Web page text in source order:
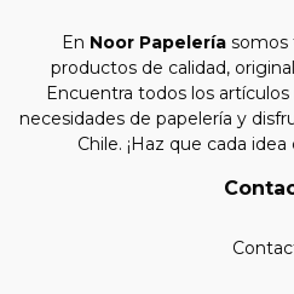
En Noor Papeleríasomos
productos de calidad,
Encuentra todos los
necesidades de papelería y
Chile. ¡Haz que cada